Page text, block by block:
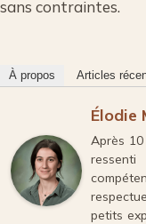
sans contraintes.
À propos Articles
Élodie
Après
petits